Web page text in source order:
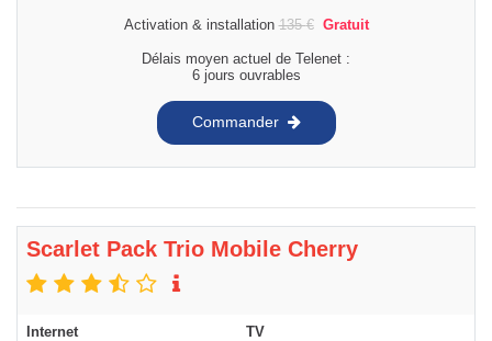
Activation & installation135€ Gratuit
Délais moyen actuel de Telenet :
6 jours ouvrables
Commander
Scarlet Pack Trio Mobile Cherry
Internet
TV